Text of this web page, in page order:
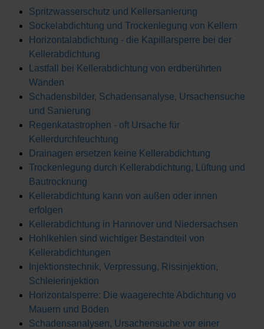
Spritzwasserschutz und Kellersanierung
Sockelabdichtung und Trockenlegung von Kellern
Horizontalabdichtung - die Kapillarsperre bei der
Kellerabdichtung
Lastfall bei Kellerabdichtung von erdberührten
Wänden
Schadensbilder, Schadensanalyse, Ursachensuche
und Sanierung
Regenkatastrophen - oft Ursache für
Kellerdurchfeuchtung
Drainagen ersetzen keine Kellerabdichtung
Trockenlegung durch Kellerabdichtung, Lüftung und
Bautrocknung
Kellerabdichtung kann von außen oder innen
erfolgen
Kellerabdichtung in Hannover und Niedersachsen
Hohlkehlen sind wichtiger Bestandteil von
Kellerabdichtungen
Injektionstechnik, Verpressung, Rissinjektion,
Schleierinjektion
Horizontalsperre: Die waagerechte Abdichtung vo
Mauern und Böden
Schadensanalysen, Ursachensuche vor einer